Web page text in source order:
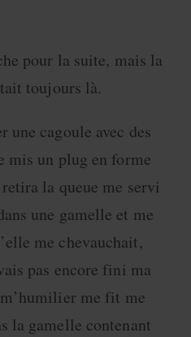
pour la suite, mais la
toujours là.
cagoule avec des
mis un plug en forme
la queue me servi
une gamelle et me
me chevauchait,
pas encore fini ma
me fit me
la gamelle contenant